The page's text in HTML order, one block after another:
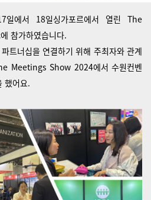
일에서 18일싱가포르에서 열린 The
참가하였습니다.
트너십을 연결하기 위해 주최자와 관계
Meetings Show 2024에서 수원컨벤
했어요.